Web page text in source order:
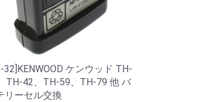
32]KENWOOD ケンウッド TH-
TH-42、TH-59、TH-79 他 バ
リーセル交換